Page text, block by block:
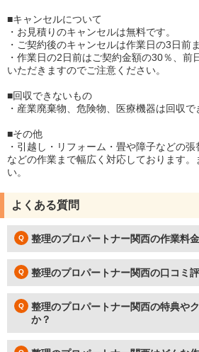
■キャンセルについて
・お見積りのキャンセルは無料です。
・ご契約後のキャンセルは作業日の3日前
・作業日の2日前はご契約金額の30％、前
いただきますのでご注意ください。
■回収できないもの
・産業廃棄物、危険物、医療機器は回収で
■その他
・引越し・リフォーム・畳や障子などの
などの作業まで幅広く対応しております。
い。
よくある質問
整理のプロパートナー関西の作業料
整理のプロパートナー関西の口コミ
整理のプロパートナー関西の特典や
か？